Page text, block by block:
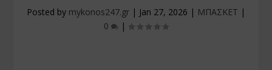
Posted by mykonos247.gr | Jan 27, 2026 | ΜΠΑΣΚΕΤ |
0
|